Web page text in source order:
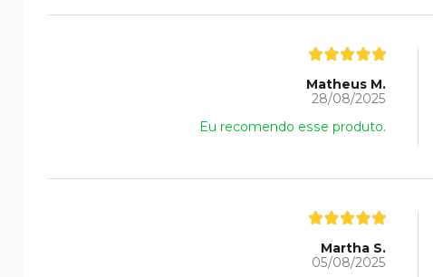
Matheus M.
28/08/2025
Eu recomendo esse produto.
Martha S.
05/08/2025